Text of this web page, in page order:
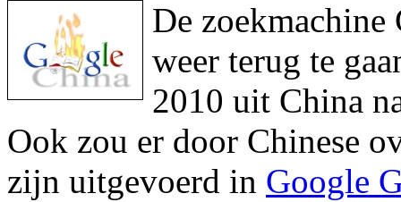
De
weer terug te
2010 uit China
Ook zou er door Chinese
zijn uitgevoerd in Google